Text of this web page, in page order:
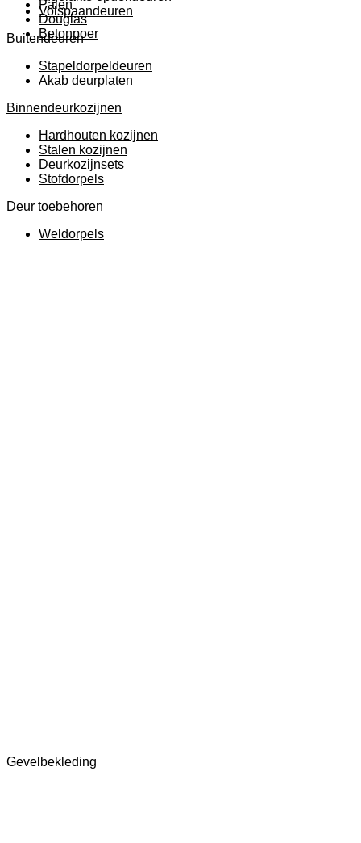
Palen
Douglas
Betonpoer
Volspaandeuren
Buitendeuren
Stapeldorpeldeuren
Akab deurplaten
Binnendeurkozijnen
Hardhouten kozijnen
Stalen kozijnen
Deurkozijnsets
Stofdorpels
Deur toebehoren
Weldorpels
Gevelbekleding